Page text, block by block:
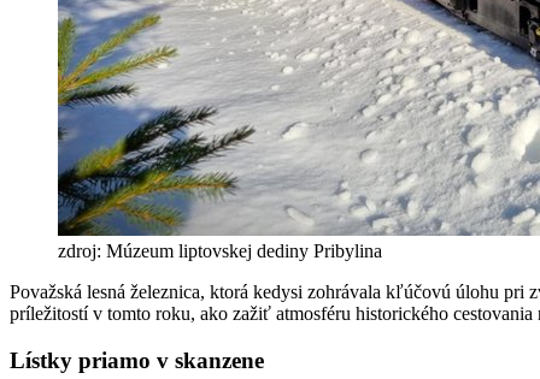
zdroj: Múzeum liptovskej dediny Pribylina
Považská lesná železnica, ktorá kedysi zohrávala kľúčovú úlohu
príležitostí v tomto roku, ako zažiť atmosféru historického
Lístky priamo v skanzene